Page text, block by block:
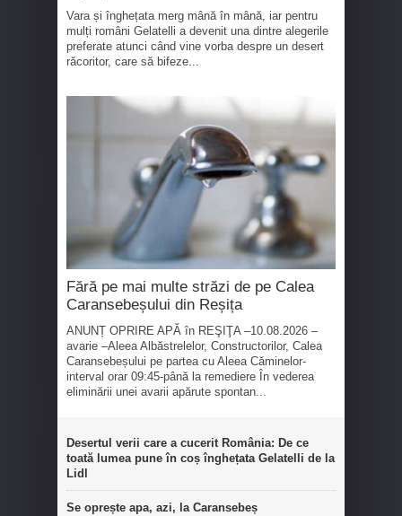
Vara și înghețata merg mână în mână, iar pentru
mulți români Gelatelli a devenit una dintre alegerile
preferate atunci când vine vorba despre un desert
răcoritor, care să bifeze...
Fără pe mai multe străzi de pe Calea
Caransebeșului din Reșița
ANUNȚ OPRIRE APĂ în REŞIŢA –10.08.2026 –
avarie –Aleea Albăstrelelor, Constructorilor, Calea
Caransebeșului pe partea cu Aleea Căminelor-
interval orar 09:45-până la remediere În vederea
eliminării unei avarii apărute spontan...
Desertul verii care a cucerit România: De ce
toată lumea pune în coș înghețata Gelatelli de la
Lidl
Se oprește apa, azi, la Caransebeș